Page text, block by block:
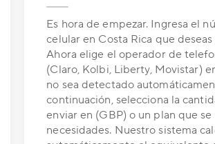
Es hora de empezar. Ingresa el
celular en Costa Rica que deseas
Ahora elige el operador de
(Claro, Kolbi, Liberty, Movistar)
no sea detectado
continuación, selecciona la
enviar en (GBP) o un plan que
necesidades. Nuestro sistema